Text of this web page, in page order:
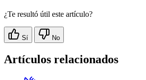
¿Te resultó útil este artículo?
Sí No
Artículos relacionados